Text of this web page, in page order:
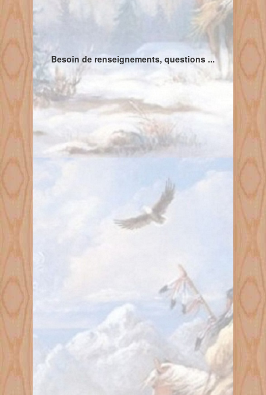
Besoin de renseignements, questions ...